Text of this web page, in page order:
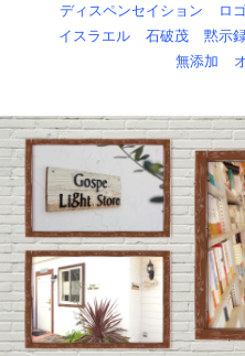
ディスペンセイション ロ
イスラエル
石破茂 黙示
無添加